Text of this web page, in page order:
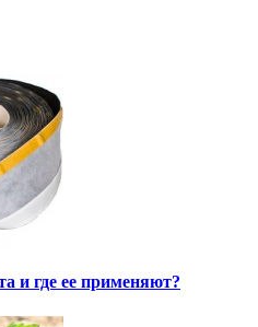
и где ее применяют?